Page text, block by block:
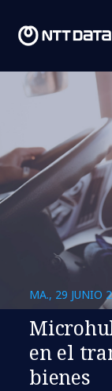
MA., 29 JUNIO
en el
bienes